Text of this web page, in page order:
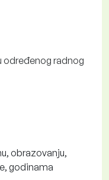
određenog radnog
obrazovanju,
godinama